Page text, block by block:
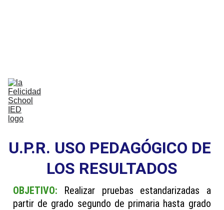
U.P.R. USO PEDAGÓGICO DE
LOS RESULTADOS
OBJETIVO:
Realizar pruebas estandarizadas a
partir de grado segundo de primaria hasta grado